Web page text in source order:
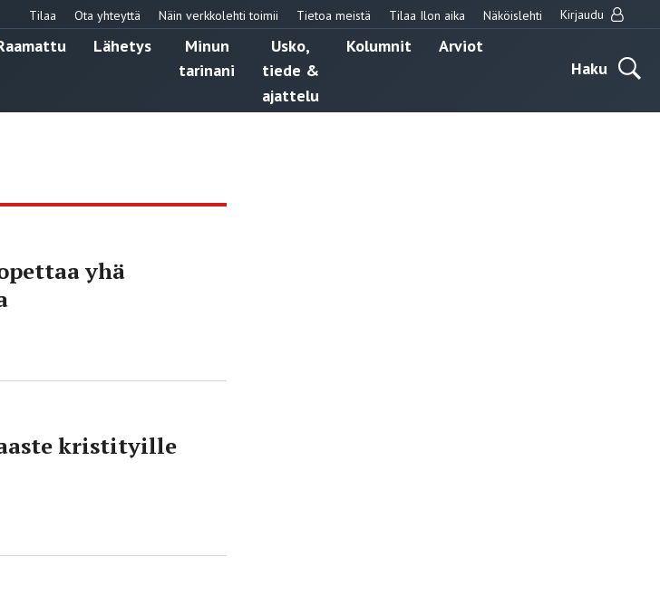
Tilaa Ota yhteyttä Näin verkkolehti toimii Tietoa meistä Tilaa Ilon aika Näköislehti Kirjaudu
Lähetys
Minun
tarinani
Usko,
tiede &
ajattelu
Kolumnit
Arviot
Haku
yhä
kristityille